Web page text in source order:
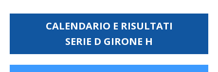
CALENDARIO E RISULTATI
SERIE D GIRONE H